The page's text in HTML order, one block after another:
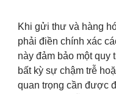
Khi gửi thư và hàng
phải điền chính xác
này đảm bảo một quy
bất kỳ sự chậm trễ
quan trọng cần được